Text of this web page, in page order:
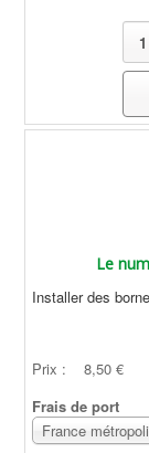
Le
Installer des
Prix :
8,50 €
Frais de port